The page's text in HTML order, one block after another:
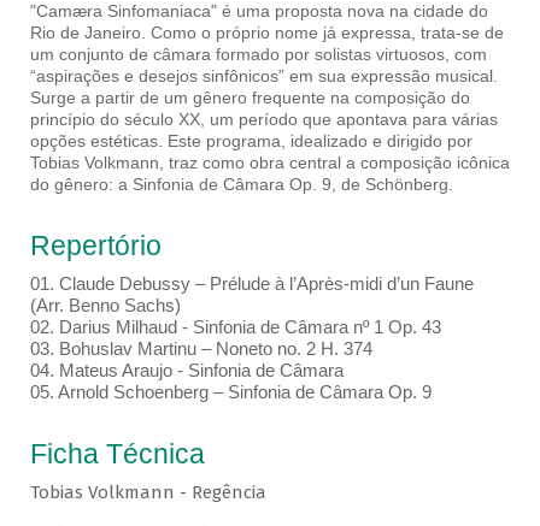
"Camæra Sinfomaniaca" é uma proposta nova na cidade do
Rio de Janeiro. Como o próprio nome já expressa, trata-se de
um conjunto de câmara formado por solistas virtuosos, com
“aspirações e desejos sinfônicos” em sua expressão musical.
Surge a partir de um gênero frequente na composição do
princípio do século XX, um período que apontava para várias
opções estéticas. Este programa, idealizado e dirigido por
Tobias Volkmann, traz como obra central a composição icônica
do gênero: a Sinfonia de Câmara Op. 9, de Schönberg.
Repertório
01. Claude Debussy – Prélude à l’Après-midi d’un Faune
(Arr. Benno Sachs)
02. Darius Milhaud - Sinfonia de Câmara nº 1 Op. 43
03. Bohuslav Martinu – Noneto no. 2 H. 374
04. Mateus Araujo - Sinfonia de Câmara
05. Arnold Schoenberg – Sinfonia de Câmara Op. 9
Ficha Técnica
Tobias Volkmann - Regência